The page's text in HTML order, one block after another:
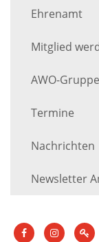
Ehrenamt
Mitglied
AWO-
Termine
Nachrichten
Newsletter